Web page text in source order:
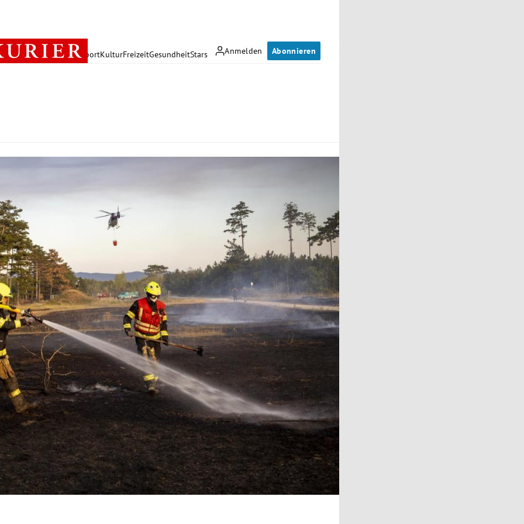
Anmelden Abonnieren
PolitikWirtschaft SportKulturFreizeitGesundheitStars